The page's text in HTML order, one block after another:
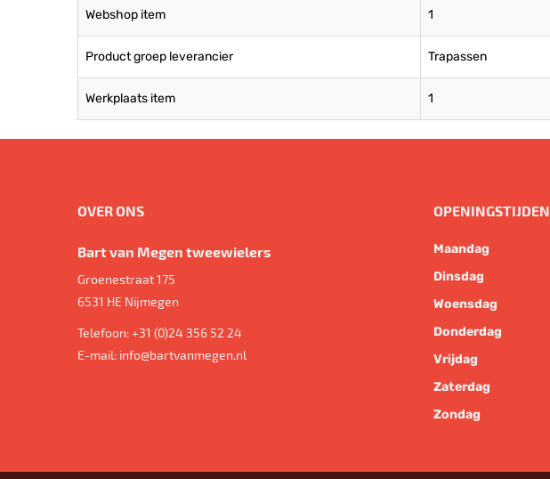
Webshop item 1
Product groep leverancier Trapassen
Werkplaats item 1
OVER ONS
Bart van Megen tweewielers
Groenestraat 175
6531 HE Nijmegen
Telefoon:+31 (0)24 356 52 24
E-mail: info@bartvanmegen.nl
OPENINGSTIJDEN
Maandag
Dinsdag
Woensdag
Donderdag
Vrijdag
Zaterdag
Zondag